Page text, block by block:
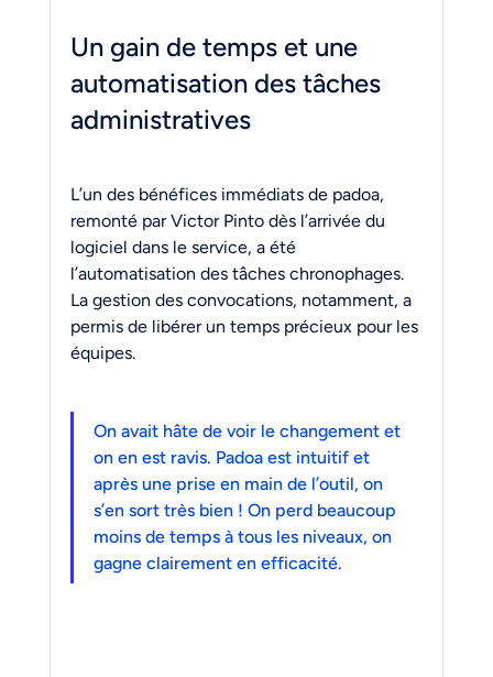
Un gain de temps et une
automatisation des tâches
administratives
L’un des bénéfices immédiats de padoa,
remonté par Victor Pinto dès l’arrivée du
logiciel dans le service, a été
l’automatisation des tâches chronophages.
La gestion des convocations, notamment, a
permis de libérer un temps précieux pour les
équipes.
On avait hâte de voir le changement et
on en est ravis. Padoa est intuitif et
après une prise en main de l’outil, on
s’en sort très bien ! On perd beaucoup
moins de temps à tous les niveaux, on
gagne clairement en efficacité.